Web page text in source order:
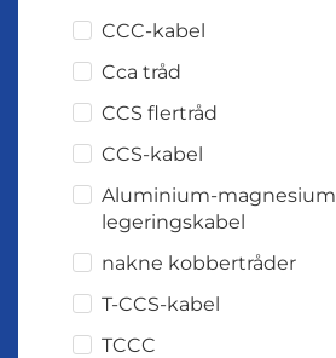
CCC-kabel
Cca tråd
CCS flertråd
CCS-kabel
Aluminium-magnesium
legeringskabel
nakne kobbertråder
T-CCS-kabel
TCCC